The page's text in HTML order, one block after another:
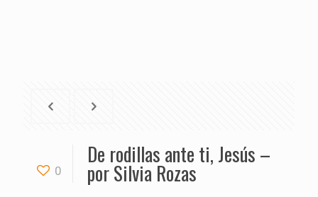
0
De rodillas ante ti, Jesús –
por Silvia Rozas